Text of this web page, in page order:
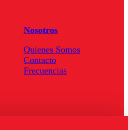
Nosotros
Quienes Somos
Contacto
Frecuencias